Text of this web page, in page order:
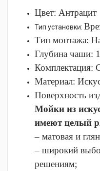
Цвет: Антрацит
Тип установки:
Тип монтажа:
Глубина чаши:
Комплектация:
Материал:
Поверхность
Мойки из
имеют целый
– матовая и
– широкий
решениям;